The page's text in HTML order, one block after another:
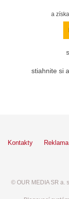
a
stiahnite si
Kontakty Reklama
© OUR MEDIA SR a.